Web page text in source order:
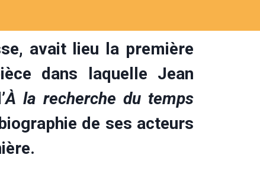
avait lieu la première
dans laquelle Jean
À la recherche du temps
de ses acteurs